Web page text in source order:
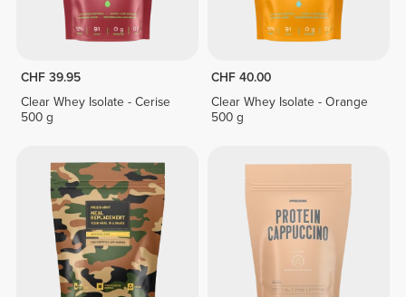
CHF 39.95
Clear Whey Isolate - Cerise
500 g
CHF 40.00
Clear Whey Isolate - Orange
500 g